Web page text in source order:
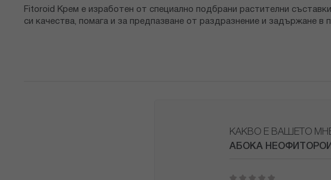
Fitoroid Крем е изработен от специално подбрани растителни
си качества, помага и за предпазване от раздразнение и задържане в
КАКВО Е ВАШЕТО
АБОКА